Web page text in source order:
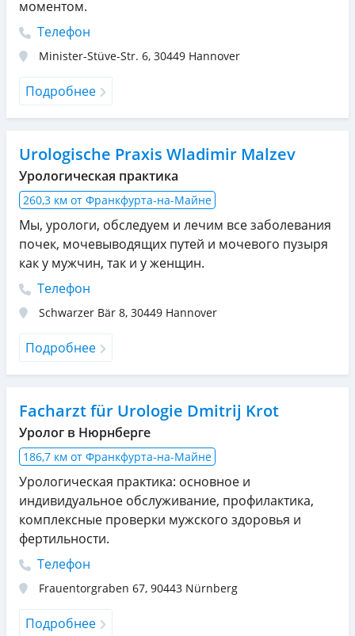
моментом.
Телефон
Minister-Stüve-Str. 6, 30449 Hannover
Подробнее
Urologische Praxis Wladimir Malzev
Урологическая практика
260,3 км от Франкфурта-на-Майне
Мы, урологи, обследуем и лечим все заболевания
почек, мочевыводящих путей и мочевого пузыря
как у мужчин, так и у женщин.
Телефон
Schwarzer Bär 8, 30449 Hannover
Подробнее
Facharzt für Urologie Dmitrij Krot
Уролог в Нюрнберге
186,7 км от Франкфурта-на-Майне
Урологическая практика: основное и
индивидуальное обслуживание, профилактика,
комплексные проверки мужского здоровья и
фертильности.
Телефон
Frauentorgraben 67, 90443 Nürnberg
Подробнее